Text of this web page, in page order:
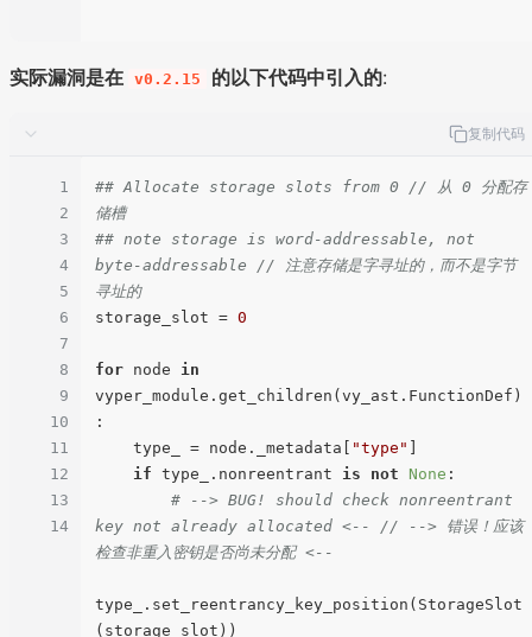
实际漏洞是在 v0.2.15 的以下代码中引入的:
复制代码
1
2
3
4
5
6
7
8
9
10
11
12
13
14
## Allocate storage slots from 0 // 从 0 分配存
储槽
## note storage is word-addressable, not
byte-addressable // 注意存储是字寻址的，而不是字节
寻址的
storage_slot = 0
for node in
vyper_module.get_children(vy_ast.FunctionDef)
:
    type_ = node._metadata[
"type"
if type_.nonreentrant is not None :
# --> BUG! should check nonreentrant
key not already allocated <-- // --> 错误！应该
检查非重入密钥是否尚未分配 <--
type_.set_reentrancy_key_position(StorageSlot
(storage_slot))